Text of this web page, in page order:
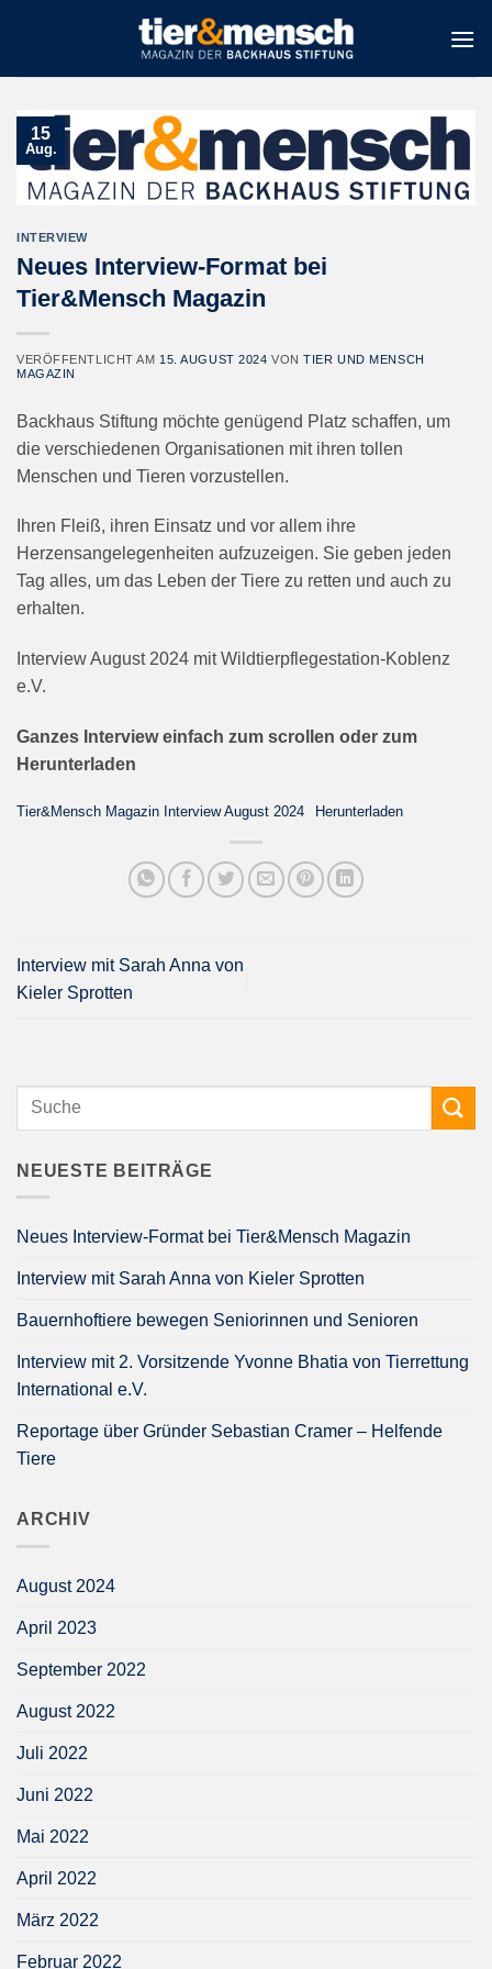
15
Aug.
INTERVIEW
Neues Interview-Format bei
Tier&Mensch Magazin
VERÖFFENTLICHT AM 15. AUGUST 2024 VONTIER UND MENSCH
MAGAZIN
Backhaus Stiftung möchte genügend Platz schaffen, um
die verschiedenen Organisationen mit ihren tollen
Menschen und Tieren vorzustellen.
Ihren Fleiß, ihren Einsatz und vor allem ihre
Herzensangelegenheiten aufzuzeigen. Sie geben jeden
Tag alles, um das Leben der Tiere zu retten und auch zu
erhalten.
Interview August 2024 mit Wildtierpflegestation-Koblenz
e.V.
Ganzes Interview einfach zum scrollen oder zum
Herunterladen
Tier&Mensch Magazin Interview August 2024 Herunterladen
Interview mit Sarah Anna von
Kieler Sprotten
NEUESTE BEITRÄGE
Neues Interview-Format bei Tier&Mensch Magazin
Interview mit Sarah Anna von Kieler Sprotten
Bauernhoftiere bewegen Seniorinnen und Senioren
Interview mit 2. Vorsitzende Yvonne Bhatia von Tierrettung
International e.V.
Reportage über Gründer Sebastian Cramer – Helfende
Tiere
ARCHIV
August 2024
April 2023
September 2022
August 2022
Juli 2022
Juni 2022
Mai 2022
April 2022
März 2022
Februar 2022